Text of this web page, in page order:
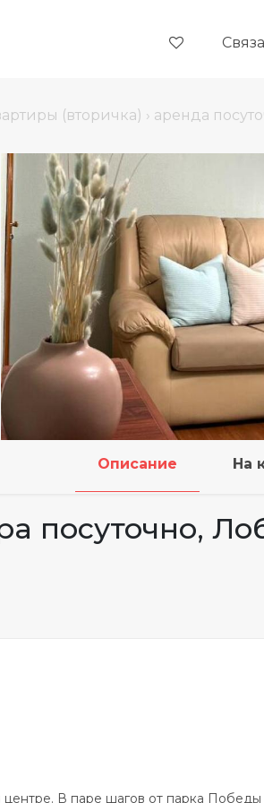
(вторичка) › аренда
Описание На
посуточно,
В паре шагов от парка Победы